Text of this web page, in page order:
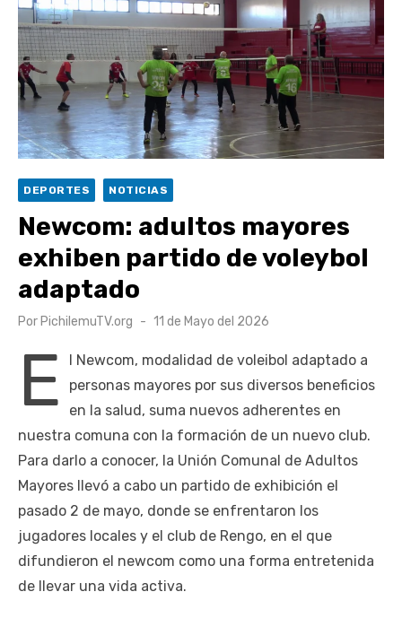
UOH y Municipalidad de Machalí suscriben convenio para
esterilización de mascotas
Hospital de Santa Cruz y Atención Primaria fortalecen
alianza para mejorar el acceso a la atención
gastroenterológica
Rector y diputado Neumann se refieren a cuestionamientos
Valparaíso vuelve a posicionarse como la ciudad con la
conexión a internet más rápida del mundo
DEPORTES NOTICIAS
Newcom: adultos mayores
exhiben partido de voleybol
adaptado
Por PichilemuTV.org
Publicado
11 de Mayo del 2026
E
l Newcom, modalidad de voleibol adaptado a
personas mayores por sus diversos beneficios
en la salud, suma nuevos adherentes en
nuestra comuna con la formación de un nuevo club.
Para darlo a conocer, la Unión Comunal de Adultos
Mayores llevó a cabo un partido de exhibición el
pasado 2 de mayo, donde se enfrentaron los
jugadores locales y el club de Rengo, en el que
difundieron el newcom como una forma entretenida
de llevar una vida activa.